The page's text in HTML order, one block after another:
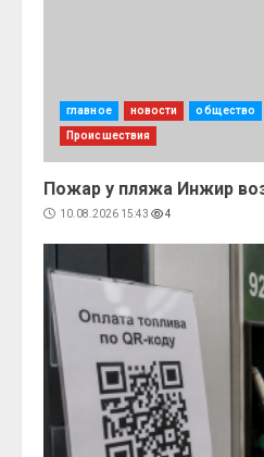
главное новости общество
Происшествия
Пожар у пляжа Инжир
10.08.2026 15:43 4